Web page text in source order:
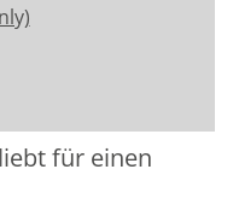
für einen